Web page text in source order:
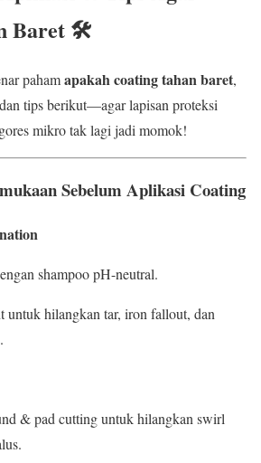
Baret 🛠️
pahamapakah coating tahan baret,
tips berikut—agar lapisan proteksi
mikro tak lagi jadi momok!
Sebelum Aplikasi Coating
shampoo pH-neutral.
untuk hilangkan tar, iron fallout, dan
& pad cutting untuk hilangkan swirl